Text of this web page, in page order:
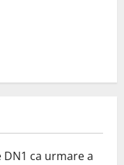
ca urmare a